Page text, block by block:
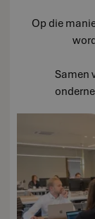
Op die
Samen